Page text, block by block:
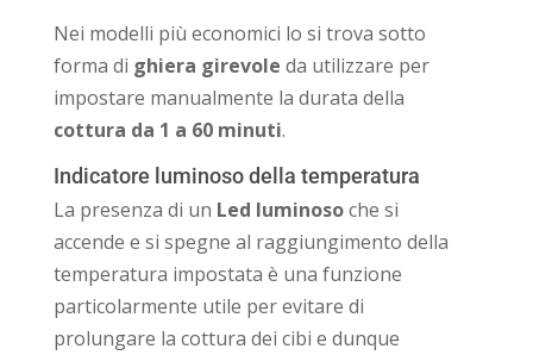
Nei modelli più economici lo si trova sotto
forma di ghiera girevole da utilizzare per
impostare manualmente la durata della
cottura da 1 a 60 minuti.
Indicatore luminoso della temperatura
La presenza di un Led luminosoche si
accende e si spegne al raggiungimento della
temperatura impostata è una funzione
particolarmente utile per evitare di
prolungare la cottura dei cibi e dunque